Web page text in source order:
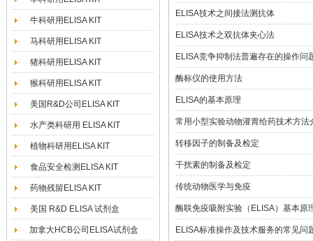
牛科研用ELISA KIT
马科研用ELISA KIT
猪科研用ELISA KIT
猴科研用ELISA KIT
美国R&D公司ELISA KIT
水产类科研用 ELISA KIT
植物科研用ELISA KIT
食品安全检测ELISA KIT
药物残留ELISA KIT
美国 R&D ELISA 试剂盒
加拿大HCB公司ELISA试剂盒
ELISA技术之间接法测抗体
ELISA技术之双抗体夹心法
ELISA竞争抑制法普遍存在的操作问
酶标仪的使用方法
ELISA的基本原理
常用小型实验动物灌胃给药技术方法
转移因子的制备及检定
干扰素的制备及检定
传统动物医学与免疫
酶联免疫吸附实验（ELISA）基本原
ELISA标准操作及技术服务的常见问